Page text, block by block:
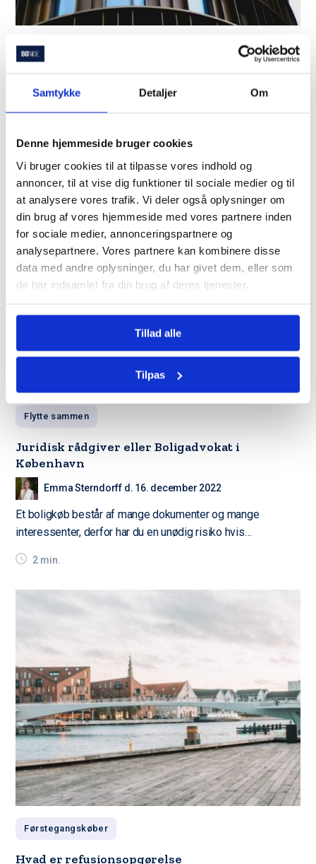
Samtykke Detaljer Om
Denne hjemmeside bruger cookies
Vi bruger cookies til at tilpasse vores indhold og
annoncer, til at vise dig funktioner til sociale medier og til
at analysere vores trafik. Vi deler også oplysninger om
din brug af vores hjemmeside med vores partnere inden
for sociale medier, annonceringspartnere og
analysepartnere. Vores partnere kan kombinere disse
data med andre oplysninger, du har givet dem, eller som
de har indsamlet fra din brug af deres tjenester.
Tillad alle
Tilpas
Førstegangskøber
Der er en del faldgruber, som du skal styre uden om, hvis du
2 min.
Flytte sammen
Juridisk rådgiver eller Boligadvokat i
København
Emma Sterndorff d. 16. december 2022
Et boligkøb består af mange dokumenter og mange
interessenter, derfor har du en unødig risiko hvis…
2 min.
Førstegangskøber
Hvad er refusionsopgørelse